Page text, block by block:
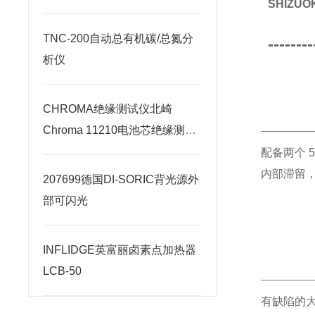
TNC-200自动总有机碳/总氮分
析仪
CHROMA绝缘测试仪北崎
Chroma 11210电池芯绝缘测试
207699德国DI-SORIC背光源外
部可闪光
INFLIDGE英富丽卤素点加热器
LCB-50
配备两个
内部滞留
有缺陷的